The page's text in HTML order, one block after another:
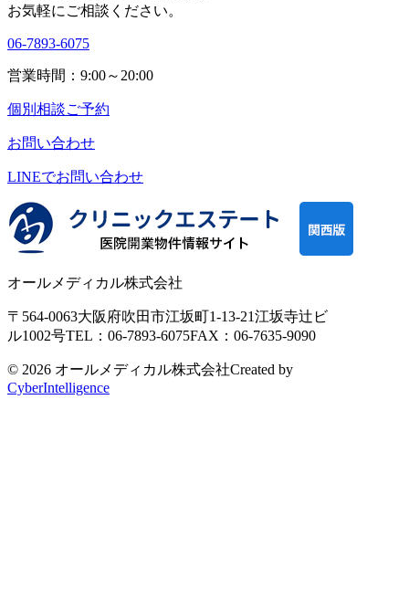
お気軽にご相談ください。
06-7893-6075
営業時間：9:00～20:00
個別相談ご予約
お問い合わせ
LINEでお問い合わせ
オールメディカル株式会社
〒564-0063大阪府吹田市江坂町1-13-21江坂寺辻ビ
ル1002号TEL：06-7893-6075FAX：06-7635-9090
© 2026 オールメディカル株式会社Created by
CyberIntelligence